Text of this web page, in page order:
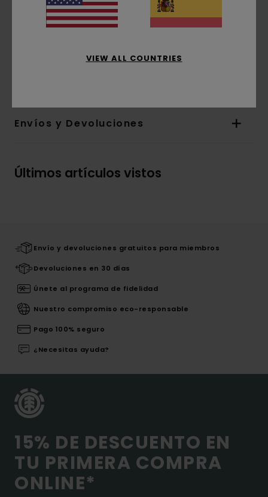
Corte:ajuste relajado
Mangas:manga corta
Envíos y Devoluciones
Últimos artículos vistos
Envío y devoluciones gratuitos para miembros
Devoluciones en 30 días
Únete al programa de fidelidad
Nuestro compromiso eco-responsable
Pago 100% seguro
¿Necesitas ayuda?
15% DE DESCUENTO EN
TU PRIMERA COMPRA
ONLINE*
VIEW ALL COUNTRIES